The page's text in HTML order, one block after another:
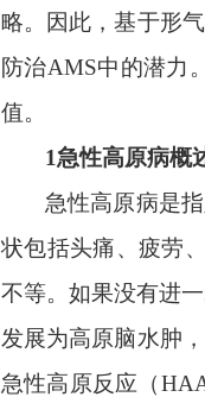
略。因此，基于形
防治AMS中的潜力
值。
1急性高原病概
急性高原病是
状包括头痛、疲劳
不等。如果没有进
发展为高原脑水肿
急性高原反应（